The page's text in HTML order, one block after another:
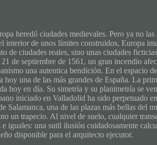
heredó ciudades medievales. Pero ya no
interior de unos límites construidos, Europa
de ciudades reales, sino unas ciudades
de septiembre de 1561, un gran incendio
una autentica bendición. En el espacio
hoy una de las más grandes de España. La
hoy en día. Su simetría y su planimetría se
iniciado en Valladolid ha sido perpetuado
Salamanca, una de las plazas más bellas del
un trapecio. Al nivel de suelo, cualquier
e iguales: una sutil ilusión cuidadosamente
disponible para el arquitecto ejecutor.